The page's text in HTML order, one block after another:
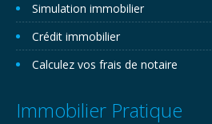
Simulation immobilier
Crédit immobilier
Calculez vos frais de notaire
Immobilier Pratique